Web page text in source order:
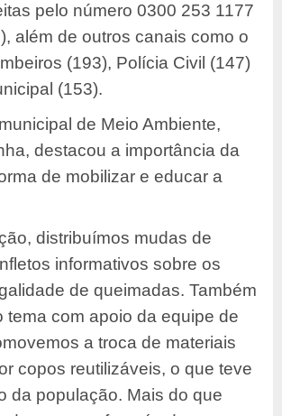
pelo número 0300 253 1177
além de outros canais como o
(193), Polícia Civil (147)
(153).
de Meio Ambiente,
destacou a importância da
de mobilizar e educar a
distribuímos mudas de
informativos sobre os
de queimadas. Também
tema com apoio da equipe de
a troca de materiais
copos reutilizáveis, o que teve
da população. Mais do que